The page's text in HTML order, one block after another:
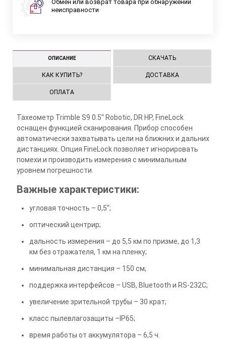
Обмен или возврат товара при обнаружении
неисправности
ОПИСАНИЕ СКАЧАТЬ
КАК КУПИТЬ? ДОСТАВКА
ОПЛАТА
Тахеометр Trimble S9 0.5’‘ Robotic, DR HP, FineLock
оснащен функцией сканирования. Прибор способен
автоматически захватывать цели на ближних и дальних
дистанциях. Опция FineLock позволяет игнорировать
помехи и производить измерения с минимальным
уровнем погрешности.
Важные характеристики:
угловая точность – 0,5’‘;
оптический центрир;
дальность измерения – до 5,5 км по призме, до 1,3
км без отражателя, 1 км на пленку;
минимальная дистанция – 150 см;
поддержка интерфейсов – USB, Bluetooth и RS-232C;
увеличение зрительной трубы – 30 крат;
класс пылевлагозащиты –IP65;
время работы от аккумулятора – 6,5 ч.